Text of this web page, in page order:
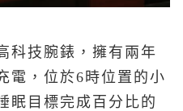
科技腕錶，擁有兩年
電 ，位於6 時位置的小
眠目標完成百分比的